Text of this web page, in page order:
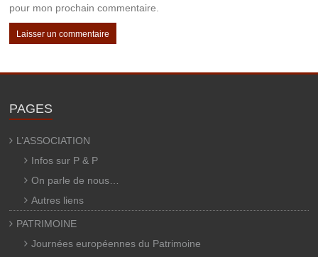
pour mon prochain commentaire.
PAGES
L’ASSOCIATION
Infos sur P & P
On parle de nous…
Autres liens
PATRIMOINE
Journées européennes du Patrimoine